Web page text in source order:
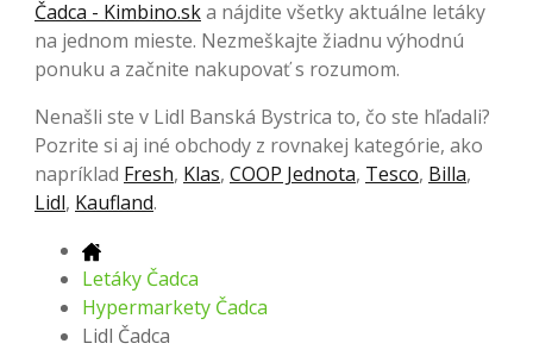
Čadca - Kimbino.ska nájdite všetky aktuálne letáky
na jednom mieste. Nezmeškajte žiadnu výhodnú
ponuku a začnite nakupovať s rozumom.
Nenašli ste v Lidl Banská Bystrica to, čo ste hľadali?
Pozrite si aj iné obchody z rovnakej kategórie, ako
napríklad Fresh, Klas, COOP Jednota, Tesco, Billa,
Lidl, Kaufland.
Letáky Čadca
Hypermarkety Čadca
Lidl Čadca